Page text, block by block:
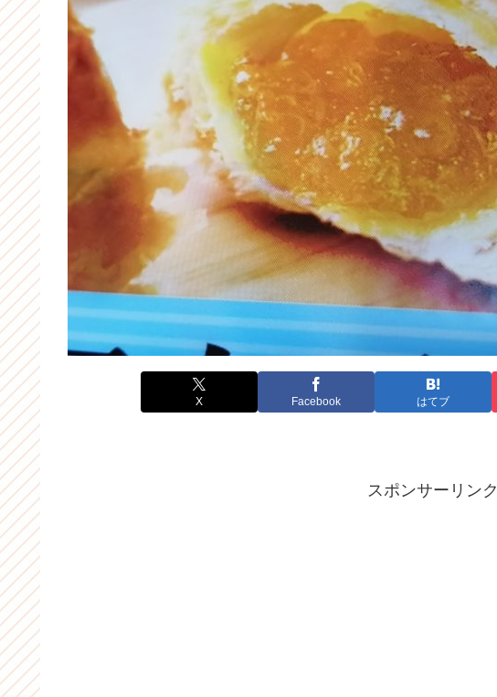
X Facebook はてブ
スポンサーリンク